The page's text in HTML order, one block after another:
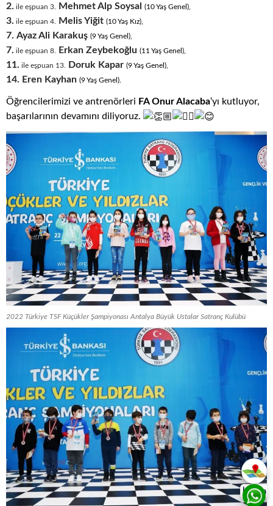
2. ile eşpuan 3. Mehmet Alp Soysal (10Yaş Genel),
3. ile eşpuan 4. Melis Yiğit (10Yaş Kız),
7. Ayaz Ali Karakuş (9Yaş Genel),
7. ile eşpuan 8. Erkan Zeybekoğlu (11 Yaş Genel),
11. ile eşpuan 13. Doruk Kapar (9Yaş Genel),
14. Eren Kayhan (9Yaş Genel).
Öğrencilerimizi ve antrenörleri FA Onur Alacaba‘yı kutluyor,
başarılarının devamını diliyoruz.
2022 Türkiye TSF Küçükler Şampiyonası Antalya Büyük Ustalar Satranç Kulübü
İletişim